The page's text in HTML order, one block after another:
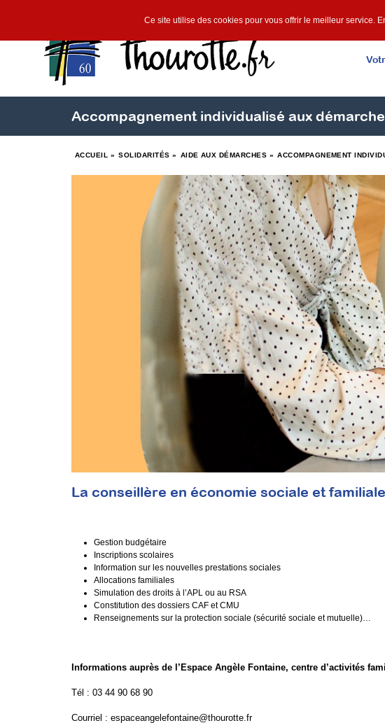
Accompagnement individualisé aux
ACCUEIL » SOLIDARITÉS » AIDE AUX DÉMARCHES » ACCOMPAGNEMENT
La conseillère en économie sociale et
Gestion budgétaire
Inscriptions scolaires
Information sur les nouvelles prestations sociales
Allocations familiales
Simulation des droits à l’APL ou au RSA
Constitution des dossiers CAF et CMU
Renseignements sur la protection sociale (sécurité sociale et mutuelle)…
Informations auprès de l’Espace Angèle Fontaine, centre d’activités
Tél : 03 44 90 68 90
Courriel : espaceangelefontaine@thourotte.fr
Ce site utilise des cookies pour vous offrir le meilleur service.